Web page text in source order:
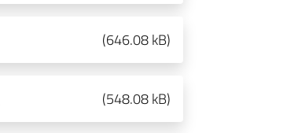
(646.08 kB)
(548.08 kB)